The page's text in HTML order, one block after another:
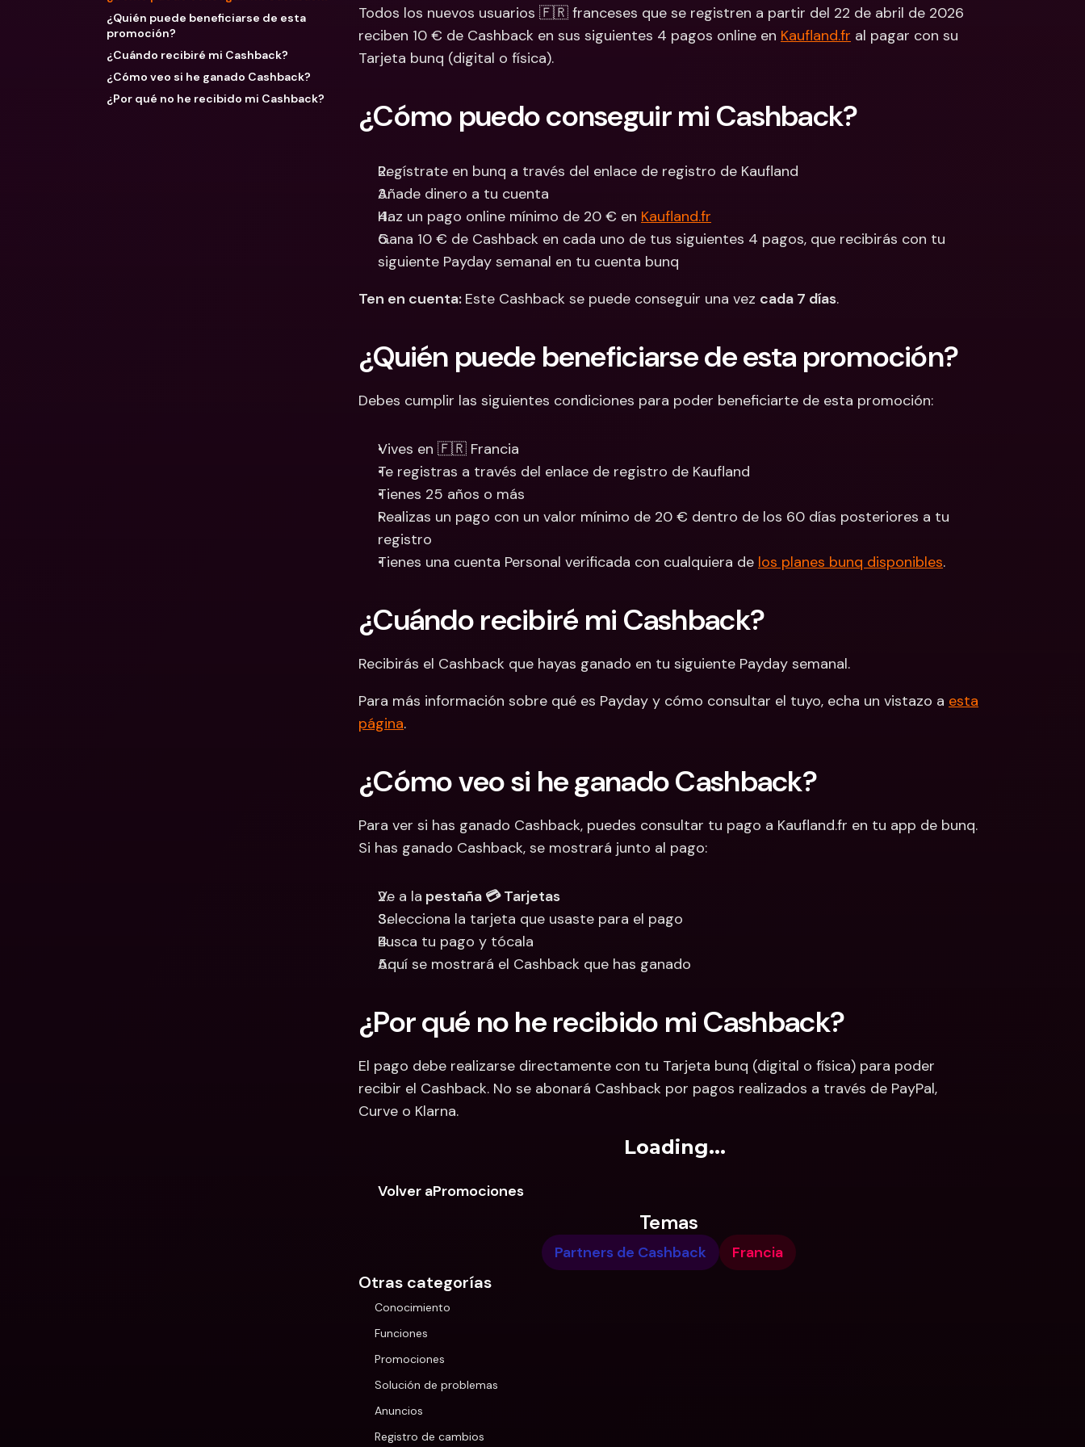
Cuentas Bancarias
Internacionales y Divisas
Cuentas Bancarias
Internacionales y Divisas
¿Quién puede beneficiarse de esta
promoción?
¿Cuándo recibiré mi Cashback?
¿Cómo veo si he ganado Cashback?
¿Por qué no he recibido mi Cashback?
Todos los nuevos usuarios 🇫🇷 franceses que se registren a partir del 22 de abril de 2026
reciben 10 € de Cashback en sus siguientes 4 pagos online en Kaufland.fr al pagar con su
Tarjeta bunq (digital o física).
¿Cómo puedo conseguir mi Cashback?
Regístrate en bunq a través del enlace de registro de Kaufland
Añade dinero a tu cuenta
Haz un pago online mínimo de 20 € en Kaufland.fr
Gana 10 € de Cashback en cada uno de tus siguientes 4 pagos, que recibirás con tu
siguiente Payday semanal en tu cuenta bunq
Ten en cuenta: Este Cashback se puede conseguir una vez cada 7 días.
¿Quién puede beneficiarse de esta promoción?
Debes cumplir las siguientes condiciones para poder beneficiarte de esta promoción:
Vives en 🇫🇷 Francia
Te registras a través del enlace de registro de Kaufland
Tienes 25 años o más
Realizas un pago con un valor mínimo de 20 € dentro de los 60 días posteriores a tu
registro
Tienes una cuenta Personal verificada con cualquiera de los planes bunq disponibles.
¿Cuándo recibiré mi Cashback?
Recibirás el Cashback que hayas ganado en tu siguiente Payday semanal.
Para más información sobre qué es Payday y cómo consultar el tuyo, echa un vistazo a esta
página.
¿Cómo veo si he ganado Cashback?
Para ver si has ganado Cashback, puedes consultar tu pago a Kaufland.fr en tu app de bunq.
Si has ganado Cashback, se mostrará junto al pago:
Ve a la pestaña 💳 Tarjetas
Selecciona la tarjeta que usaste para el pago
Busca tu pago y tócala
Aquí se mostrará el Cashback que has ganado
¿Por qué no he recibido mi Cashback?
El pago debe realizarse directamente con tu Tarjeta bunq (digital o física) para poder
recibir el Cashback. No se abonará Cashback por pagos realizados a través de PayPal,
Curve o Klarna.
Loading...
Volver aPromociones
Temas
Partners de Cashback Francia
Otras categorías
Conocimiento
Funciones
Promociones
Solución de problemas
Anuncios
Registro de cambios